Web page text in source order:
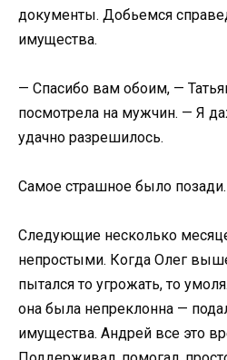
документы. Добьемся
имущества.
— Спасибо вам обоим, —
посмотрела на мужчин. — Я
удачно разрешилось.
Самое страшное было позади.
Следующие несколько
непростыми. Когда Олег
пытался то угрожать, то
она была непреклонна —
имущества. Андрей все это